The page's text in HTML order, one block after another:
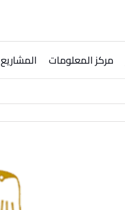
مركز المعلومات المشاريع